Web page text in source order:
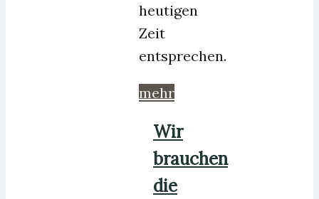
heutigen
Zeit
entsprechen.
mehr
Wir
brauchen
die